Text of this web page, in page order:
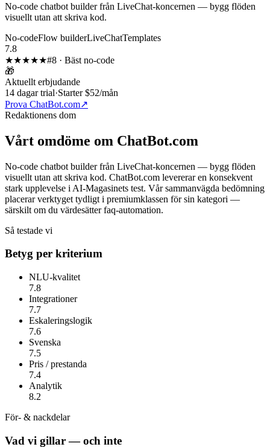
No-code chatbot builder från LiveChat-koncernen — bygg flöden
visuellt utan att skriva kod.
No-codeFlow builderLiveChatTemplates
7.8
★★★★★#8 · Bäst no-code
🎁
Aktuellt erbjudande
14 dagar trial·Starter $52/mån
Prova ChatBot.com↗
Redaktionens dom
Vårt omdöme om ChatBot.com
No-code chatbot builder från LiveChat-koncernen — bygg flöden
visuellt utan att skriva kod. ChatBot.com levererar en konsekvent
stark upplevelse i AI-Magasinets test. Vår sammanvägda bedömning
placerar verktyget tydligt i premiumklassen för sin kategori —
särskilt om du värdesätterfaq-automation.
Så testade vi
Betyg per kriterium
NLU-kvalitet
7.8
Integrationer
7.7
Eskaleringslogik
7.6
Svenska
7.5
Pris / prestanda
7.4
Analytik
8.2
För- & nackdelar
Vad vi gillar — och inte